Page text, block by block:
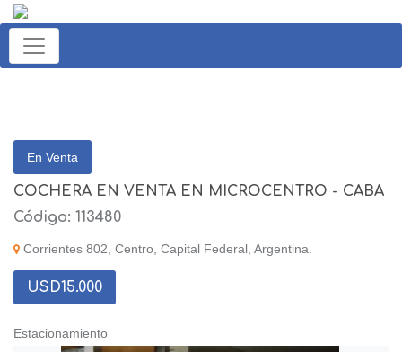
En Venta
COCHERA EN VENTA EN MICROCENTRO - CABA
Código: 113480
Corrientes 802, Centro, Capital Federal, Argentina.
USD15.000
Estacionamiento